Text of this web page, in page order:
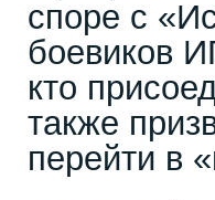
споре с
боевиков
кто
также
перейти в